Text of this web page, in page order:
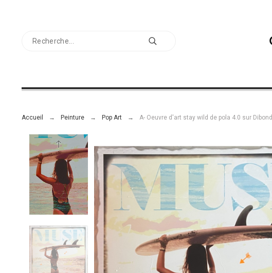
Accueil Peinture Pop Art A- Oeuvre d'art stay wild de pola 4.0 sur Dibond